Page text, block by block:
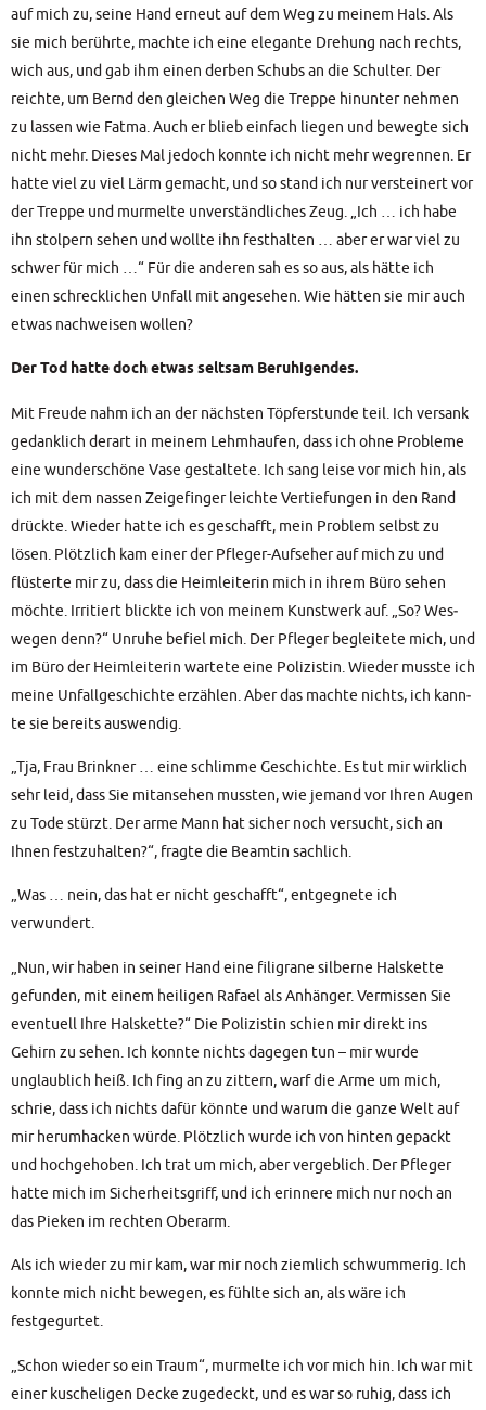
auf mich zu, sei­ne Hand erneut auf dem Weg zu mei­nem Hals. Als
sie mich berühr­te, mach­te ich eine ele­gan­te Dre­hung nach rechts,
wich aus, und gab ihm einen der­ben Schubs an die Schul­ter. Der
reich­te, um Bernd den glei­chen Weg die Trep­pe hin­un­ter neh­men
zu las­sen wie Fat­ma. Auch er blieb ein­fach lie­gen und beweg­te sich
nicht mehr. Die­ses Mal jedoch konn­te ich nicht mehr weg­ren­nen. Er
hat­te viel zu viel Lärm gemacht, und so stand ich nur ver­stei­nert vor
der Trep­pe und mur­mel­te unver­ständ­li­ches Zeug. „Ich … ich habe
ihn stol­pern sehen und woll­te ihn fest­hal­ten … aber er war viel zu
schwer für mich …“ Für die ande­ren sah es so aus, als hät­te ich
einen schreck­li­chen Unfall mit ange­se­hen. Wie hät­ten sie mir auch
etwas nach­wei­sen wollen?
Der Tod hat­te doch etwas selt­sam Beruhigendes.
Mit Freu­de nahm ich an der nächs­ten Töp­fer­stun­de teil. Ich ver­sank
gedank­lich der­art in mei­nem Lehm­hau­fen, dass ich ohne Pro­ble­me
eine wun­der­schö­ne Vase gestal­te­te. Ich sang lei­se vor mich hin, als
ich mit dem nas­sen Zei­ge­fin­ger leich­te Ver­tie­fun­gen in den Rand
drück­te. Wie­der hat­te ich es geschafft, mein Pro­blem selbst zu
lösen. Plötz­lich kam einer der Pfle­ger-Auf­se­her auf mich zu und
flüs­ter­te mir zu, dass die Heim­lei­te­rin mich in ihrem Büro sehen
möch­te. Irri­tiert blick­te ich von mei­nem Kunst­werk auf. „So? Wes­
we­gen denn?“ Unru­he befiel mich. Der Pfle­ger beglei­te­te mich, und
im Büro der Heim­lei­te­rin war­te­te eine Poli­zis­tin. Wie­der muss­te ich
mei­ne Unfall­ge­schich­te erzäh­len. Aber das mach­te nichts, ich kann­
te sie bereits auswendig.
„Tja, Frau Brink­ner … eine schlim­me Geschich­te. Es tut mir wirk­lich
sehr leid, dass Sie mit­an­se­hen muss­ten, wie jemand vor Ihren Augen
zu Tode stürzt. Der arme Mann hat sicher noch ver­sucht, sich an
Ihnen fest­zu­hal­ten?“, frag­te die Beam­tin sachlich.
„Was … nein, das hat er nicht geschafft“, ent­geg­ne­te ich
verwundert.
„Nun, wir haben in sei­ner Hand eine fili­gra­ne sil­ber­ne Hals­ket­te
gefun­den, mit einem hei­li­gen Rafa­el als Anhän­ger. Ver­mis­sen Sie
even­tu­ell Ihre Hals­ket­te?“ Die Poli­zis­tin schien mir direkt ins
Gehirn zu sehen. Ich konn­te nichts dage­gen tun – mir wur­de
unglaub­lich heiß. Ich fing an zu zit­tern, warf die Arme um mich,
schrie, dass ich nichts dafür könn­te und war­um die gan­ze Welt auf
mir her­um­ha­cken wür­de. Plötz­lich wur­de ich von hin­ten gepackt
und hoch­ge­ho­ben. Ich trat um mich, aber ver­geb­lich. Der Pfle­ger
hat­te mich im Sicher­heits­griff, und ich erin­ne­re mich nur noch an
das Pie­ken im rech­ten Oberarm.
Als ich wie­der zu mir kam, war mir noch ziem­lich schwum­me­rig. Ich
konn­te mich nicht bewe­gen, es fühl­te sich an, als wäre ich
festgegurtet.
„Schon wie­der so ein Traum“, mur­mel­te ich vor mich hin. Ich war mit
einer kusche­li­gen Decke zuge­deckt, und es war so ruhig, dass ich